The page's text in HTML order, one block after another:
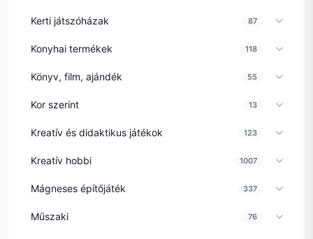
Kerti játszóházak 87
Konyhai termékek 118
Könyv, film, ajándék 55
Kor szerint 13
Kreatív és didaktikus játékok 123
Kreatív hobbi 1007
Mágneses építőjáték 337
Műszaki 76